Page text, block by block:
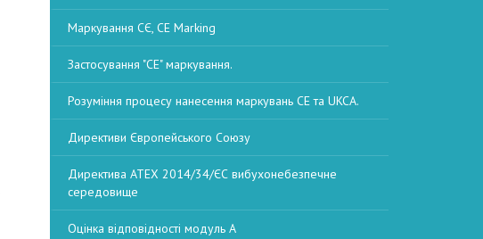
Маркування СЄ, CE Marking
Застосування "CE" маркування.
Розуміння процесу нанесення маркувань CE та UKCA.
Директиви Європейського Союзу
Директива ATEX 2014/34/ЄС вибухонебезпечне
середовище
Оцінка відповідності модуль А